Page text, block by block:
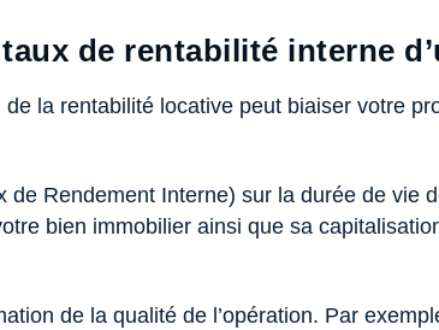
de rentabilité interne
la rentabilité locative peut biaiser votre
de Rendement Interne) sur la durée de vie
bien immobilier ainsi que sa
de la qualité de l’opération. Par